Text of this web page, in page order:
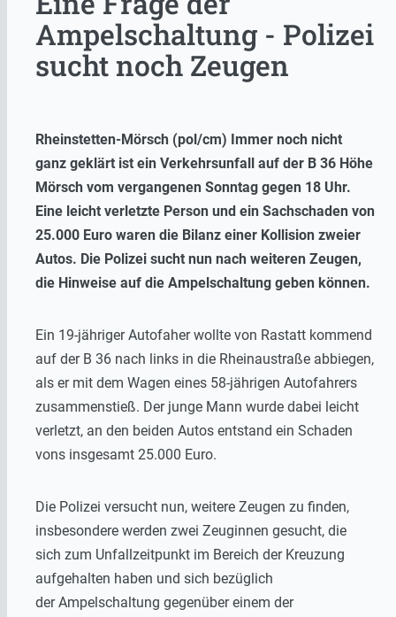
Ampelschaltung - Polizei
sucht noch Zeugen
Rheinstetten-Mörsch (pol/cm) Immer noch nicht
ganz geklärt ist ein Verkehrsunfall auf der B 36 Höhe
Mörsch vom vergangenen Sonntag gegen 18 Uhr.
Eine leicht verletzte Person und ein Sachschaden von
25.000 Euro waren die Bilanz einer Kollision zweier
Autos. Die Polizei sucht nun nach weiteren Zeugen,
die Hinweise auf die Ampelschaltung geben können.
Ein 19-jähriger Autofaher wollte von Rastatt kommend
auf der B 36 nach links in die Rheinaustraße abbiegen,
als er mit dem Wagen eines 58-jährigen Autofahrers
zusammenstieß. Der junge Mann wurde dabei leicht
verletzt, an den beiden Autos entstand ein Schaden
vons insgesamt 25.000 Euro.
Die Polizei versucht nun, weitere Zeugen zu finden,
insbesondere werden zwei Zeuginnen gesucht, die
sich zum Unfallzeitpunkt im Bereich der Kreuzung
aufgehalten haben und sich bezüglich
der Ampelschaltung gegenüber einem der